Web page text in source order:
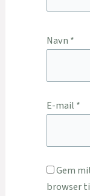
Navn *
E-mail *
Gem
browser